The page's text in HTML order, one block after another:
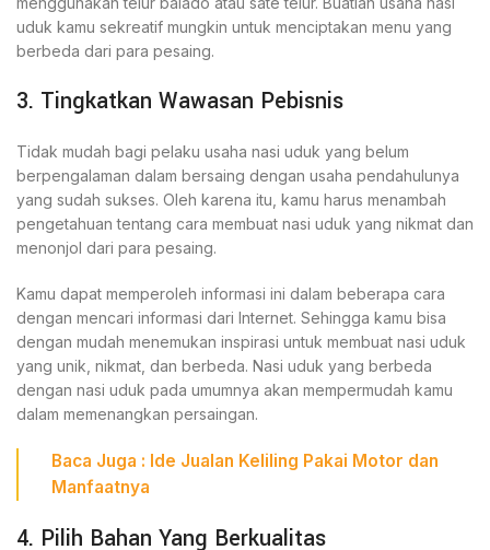
uduk kamu sekreatif mungkin untuk menciptakan menu yang
berbeda dari para pesaing.
3. Tingkatkan Wawasan Pebisnis
Tidak mudah bagi pelaku usaha nasi uduk yang belum
berpengalaman dalam bersaing dengan usaha pendahulunya
yang sudah sukses. Oleh karena itu, kamu harus menambah
pengetahuan tentang cara membuat nasi uduk yang nikmat dan
menonjol dari para pesaing.
Kamu dapat memperoleh informasi ini dalam beberapa cara
dengan mencari informasi dari Internet. Sehingga kamu bisa
dengan mudah menemukan inspirasi untuk membuat nasi uduk
yang unik, nikmat, dan berbeda. Nasi uduk yang berbeda
dengan nasi uduk pada umumnya akan mempermudah kamu
dalam memenangkan persaingan.
Baca Juga : Ide Jualan Keliling Pakai Motor dan
Manfaatnya
4. Pilih Bahan Yang Berkualitas